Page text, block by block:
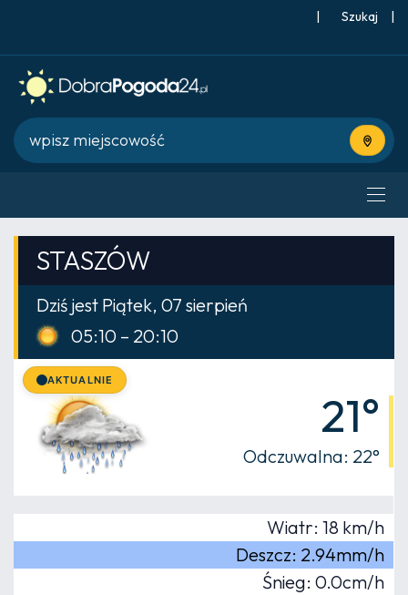
| |
Użyj
STASZÓW
Dziś jest Piątek, 07 sierpień
05:10 – 20:10
AKTUALNIE
21°
Odczuwalna: 22°
Wiatr: 18 km/h
Deszcz: 2.94mm/h
Śnieg: 0.0cm/h